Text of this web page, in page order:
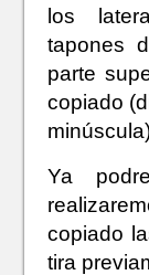
los
tapones
parte
copiado
Ya
copiado
tira